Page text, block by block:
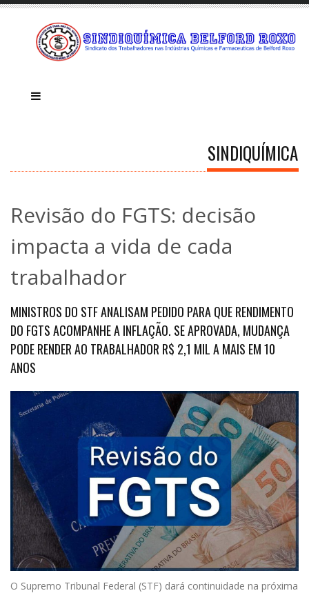
SINDIQUÍMICA
Revisão do FGTS: decisão
impacta a vida de cada
trabalhador
MINISTROS DO STF ANALISAM PEDIDO PARA QUE RENDIMENTO
DO FGTS ACOMPANHE A INFLAÇÃO. SE APROVADA, MUDANÇA
PODE RENDER AO TRABALHADOR R$ 2,1 MIL A MAIS EM 10
ANOS
O Supremo Tribunal Federal (STF) dará continuidade na próxima